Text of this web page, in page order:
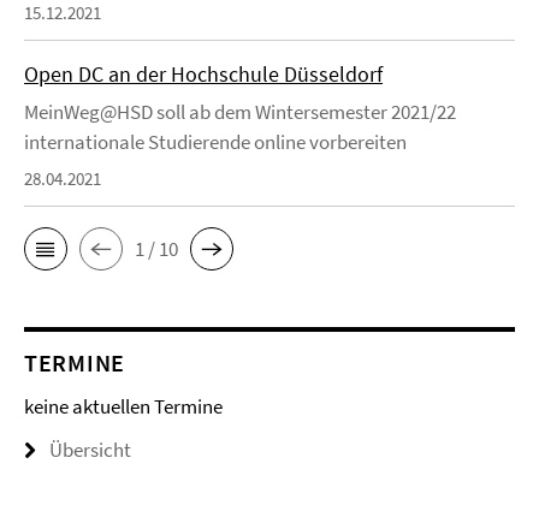
15.12.2021
Open DC an der Hochschule Düsseldorf
MeinWeg@HSD soll ab dem Wintersemester 2021/22
internationale Studierende online vorbereiten
28.04.2021
1 / 10
TERMINE
keine aktuellen Termine
Übersicht